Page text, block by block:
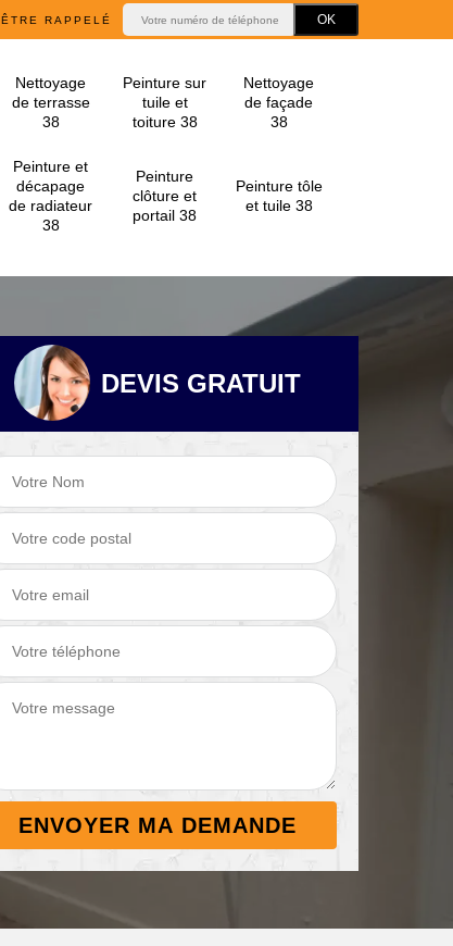
ÊTRE RAPPELÉ
Nettoyage
de terrasse
38
Peinture sur
tuile et
toiture 38
Nettoyage
de façade
38
Peinture et
décapage
de radiateur
38
Peinture
clôture et
portail 38
Peinture tôle
et tuile 38
Démoussage de
toiture 38
Nettoyage de
terrasse 38
DEVIS GRATUIT